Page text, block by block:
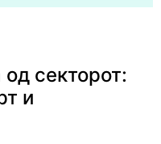
секторот:
и